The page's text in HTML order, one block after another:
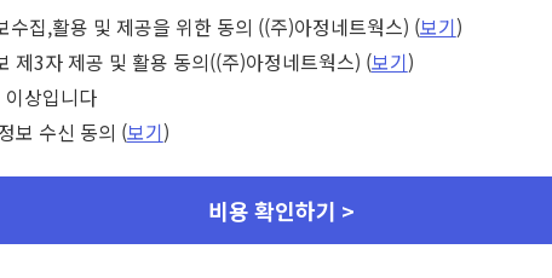
수집,활용 및 제공을 위한 동의 ((주)아정네트웍스) (보기)
제3자 제공 및 활용 동의((주)아정네트웍스) (보기)
상입니다
보 수신 동의 (보기)
비용 확인하기 >